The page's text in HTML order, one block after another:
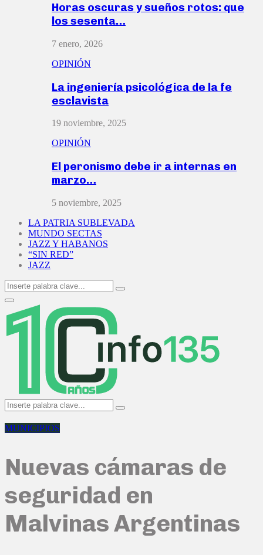
Horas oscuras y sueños rotos: que
los sesenta…
7 enero, 2026
OPINIÓN
La ingeniería psicológica de la fe
esclavista
19 noviembre, 2025
OPINIÓN
El peronismo debe ir a internas en
marzo…
5 noviembre, 2025
LA PATRIA SUBLEVADA
MUNDO SECTAS
JAZZ Y HABANOS
“SIN RED”
JAZZ
Search
for:
Search
Primary
Menu
Search
for:
Search
MUNICIPIOS
Nuevas cámaras de
seguridad en
Malvinas Argentinas